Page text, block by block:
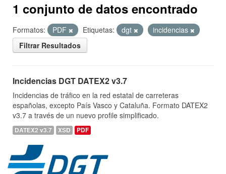
1 conjunto de datos encontrado
Formatos: PDF Etiquetas: dgt
incidencias
Filtrar Resultados
Incidencias DGT DATEX2 v3.7
Incidencias de tráfico en la red estatal de carreteras
españolas, excepto País Vasco y Cataluña. Formato DATEX2
v3.7 a través de un nuevo profile simplificado.
DATEX2 v3.7 XSD PDF